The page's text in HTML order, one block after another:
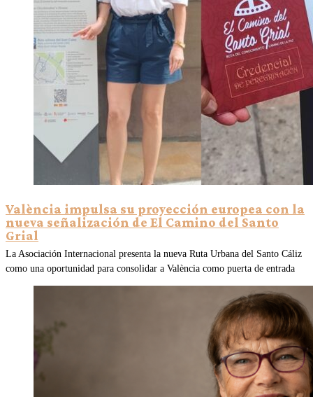
València impulsa su proyección europea con la
nueva señalización de El Camino del Santo
Grial
La Asociación Internacional presenta la nueva Ruta Urbana del Santo Cáliz
como una oportunidad para consolidar a València como puerta de entrada